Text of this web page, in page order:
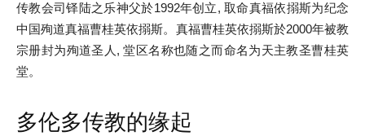
传教会司铎陆之乐神父於1992年创立, 取命真福依搦斯为纪念
中国殉道真福曹桂英依搦斯。真福曹桂英依搦斯於2000年被教
宗册封为殉道圣人, 堂区名称也随之而命名为天主教圣曹桂英
堂。
多伦多传教的缘起